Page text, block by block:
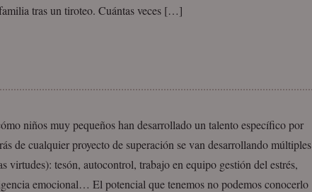
tras un tiroteo. Cuántas veces […]
niños muy pequeños han desarrollado un talento específico por
de cualquier proyecto de superación se van desarrollando múltiples
virtudes): tesón, autocontrol, trabajo en equipo gestión del estrés,
emocional… El potencial que tenemos no podemos conocerlo